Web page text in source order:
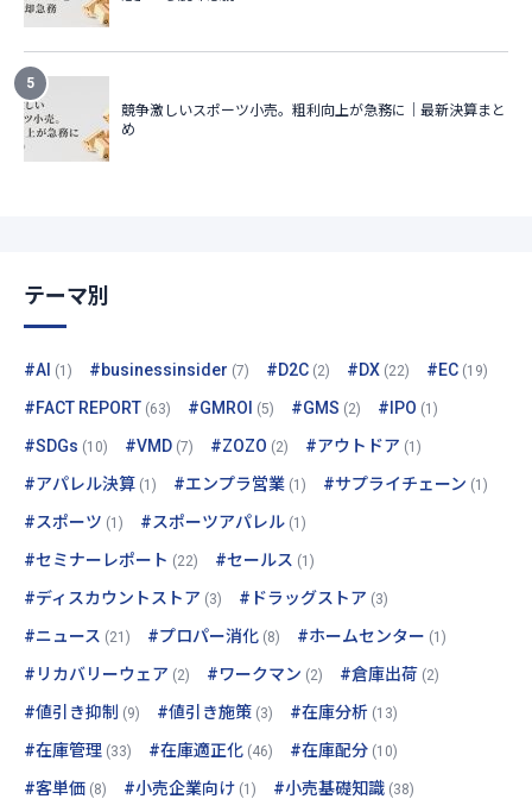
テーマ別
#AI (1) #businessinsider (7) #D2C (2) #DX (22) #EC (19)
#FACT REPORT (63) #GMROI (5) #GMS (2) #IPO (1)
#SDGs (10) #VMD (7) #ZOZO (2) #アウトドア (1)
#アパレル決算 (1) #エンプラ営業 (1) #サプライチェーン (1)
#スポーツ (1) #スポーツアパレル (1)
#セミナーレポート (22) #セールス (1)
#ディスカウントストア (3) #ドラッグストア (3)
#ニュース (21) #プロパー消化 (8) #ホームセンター (1)
#リカバリーウェア (2) #ワークマン (2) #倉庫出荷 (2)
#値引き抑制 (9) #値引き施策 (3) #在庫分析 (13)
#在庫管理 (33) #在庫適正化 (46) #在庫配分 (10)
#客単価 (8) #小売企業向け (1) #小売基礎知識 (38)